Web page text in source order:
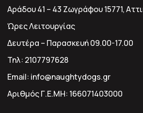
Αράδου 41 – 43 Ζωγράφου 15771,
Ώρες Λειτουργίας
Δευτέρα – Παρασκευή 09.00-17.00
Τηλ: 2107797628
Email: info@naughtydogs.gr
Αριθμός Γ.Ε.ΜΗ: 166071403000